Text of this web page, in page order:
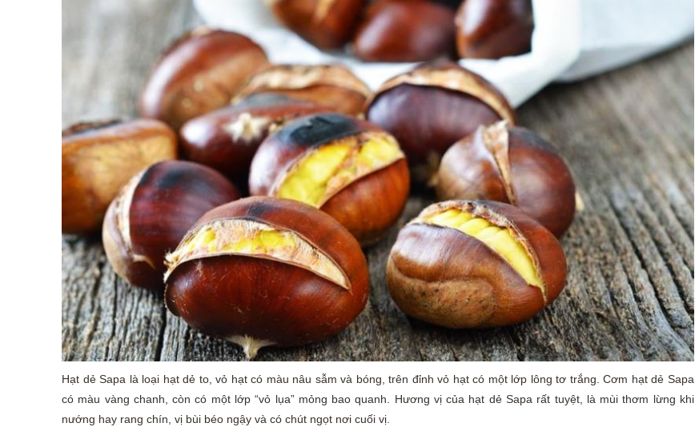
Hạt dẻ Sapa là loại hạt dẻ to, vỏ hạt có màu nâu sẫm và bóng, trên đỉnh vỏ hạt có một lớp lông tơ trắng. Cơm hạt dẻ Sapa
có màu vàng chanh, còn có một lớp “vỏ lụa” mỏng bao quanh. Hương vị của hạt dẻ Sapa rất tuyệt, là mùi thơm lừng khi
nướng hay rang chín, vị bùi béo ngậy và có chút ngọt nơi cuối vị.